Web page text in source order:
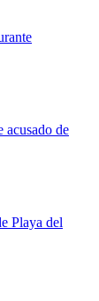
acusado de
Playa del